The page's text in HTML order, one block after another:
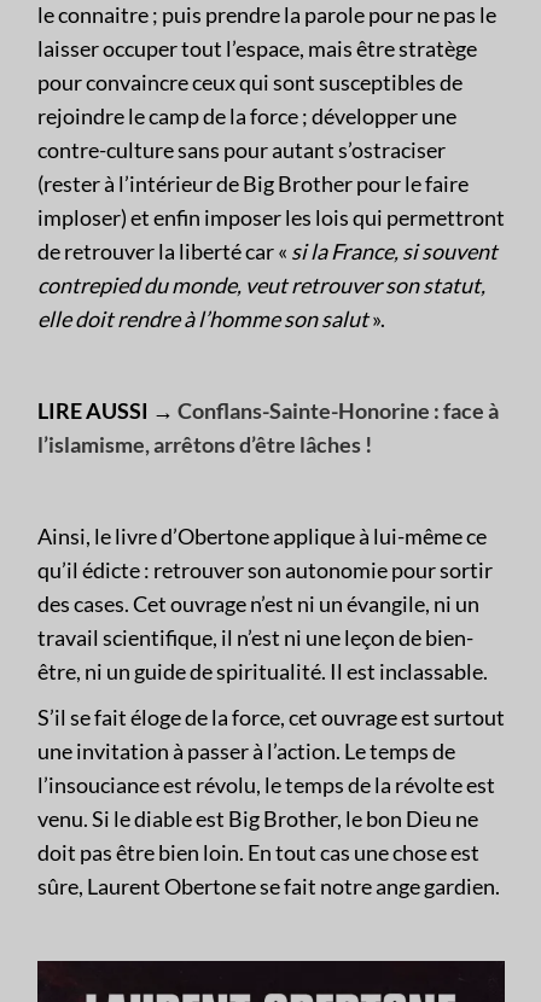
le connaitre ; puis prendre la parole pour ne pas le
laisser occuper tout l’espace, mais être stratège
pour convaincre ceux qui sont susceptibles de
rejoindre le camp de la force ; développer une
contre-culture sans pour autant s’ostraciser
(rester à l’intérieur de Big Brother pour le faire
imploser) et enfin imposer les lois qui permettront
de retrouver la liberté car « si la France, si souvent
contrepied du monde, veut retrouver son statut,
elle doit rendre à l’homme son salut».
LIRE AUSSI → Conflans-Sainte-Honorine : face à
l’islamisme, arrêtons d’être lâches !
Ainsi, le livre d’Obertone applique à lui-même ce
qu’il édicte : retrouver son autonomie pour sortir
des cases. Cet ouvrage n’est ni un évangile, ni un
travail scientifique, il n’est ni une leçon de bien-
être, ni un guide de spiritualité. Il est inclassable.
S’il se fait éloge de la force, cet ouvrage est surtout
une invitation à passer à l’action. Le temps de
l’insouciance est révolu, le temps de la révolte est
venu. Si le diable est Big Brother, le bon Dieu ne
doit pas être bien loin. En tout cas une chose est
sûre, Laurent Obertone se fait notre ange gardien.